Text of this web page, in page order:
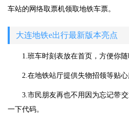
车站的网络取票机领取地铁车票。
大连地铁e出行最新版本亮点
1.班车时刻表放在首页，方便你
2.在地铁站厅提供失物招领等贴心
3.市民朋友再也不用因为忘记带
一下代码。